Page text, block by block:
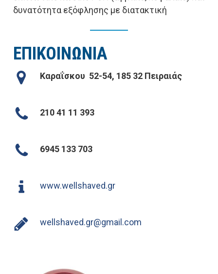
δυνατότητα εξόφλησης με διατακτική
ΕΠΙΚΟΙΝΩΝΙΑ
Καραΐσκου 52-54, 185 32 Πειραιάς
210 41 11 393
6945 133 703
www.wellshaved.gr
wellshaved.gr@gmail.com